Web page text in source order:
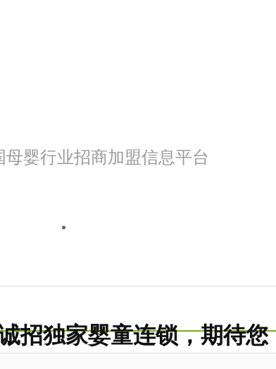
母婴行业招商加盟信息平台
招独家婴童连锁，期待您